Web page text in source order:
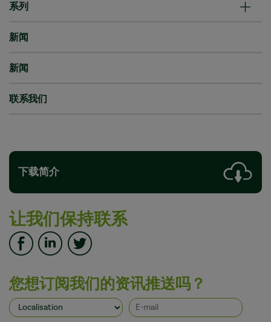
系列
新闻
新闻
联系我们
下载简介
让我们保持联系
您想订阅我们的资讯推送吗？